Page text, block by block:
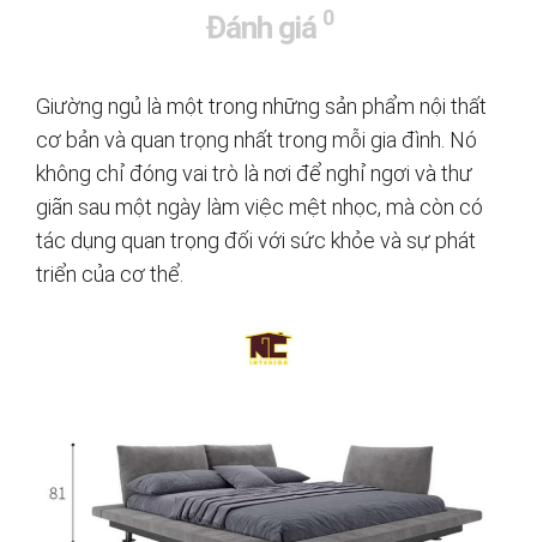
Đánh giá 0
Giường ngủ là một trong những sản phẩm nội thất
cơ bản và quan trọng nhất trong mỗi gia đình. Nó
không chỉ đóng vai trò là nơi để nghỉ ngơi và thư
giãn sau một ngày làm việc mệt nhọc, mà còn có
tác dụng quan trọng đối với sức khỏe và sự phát
triển của cơ thể.